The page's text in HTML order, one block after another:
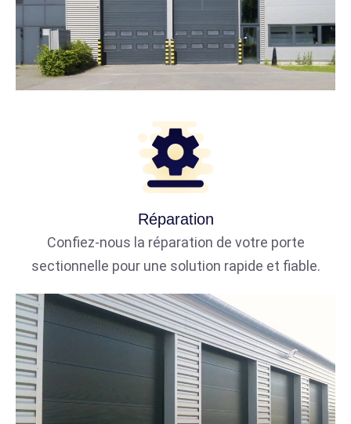
Réparation
Confiez-nous la réparation de votre porte
sectionnelle pour une solution rapide et fiable.